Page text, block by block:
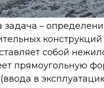
–
собой
прямоугольную
в